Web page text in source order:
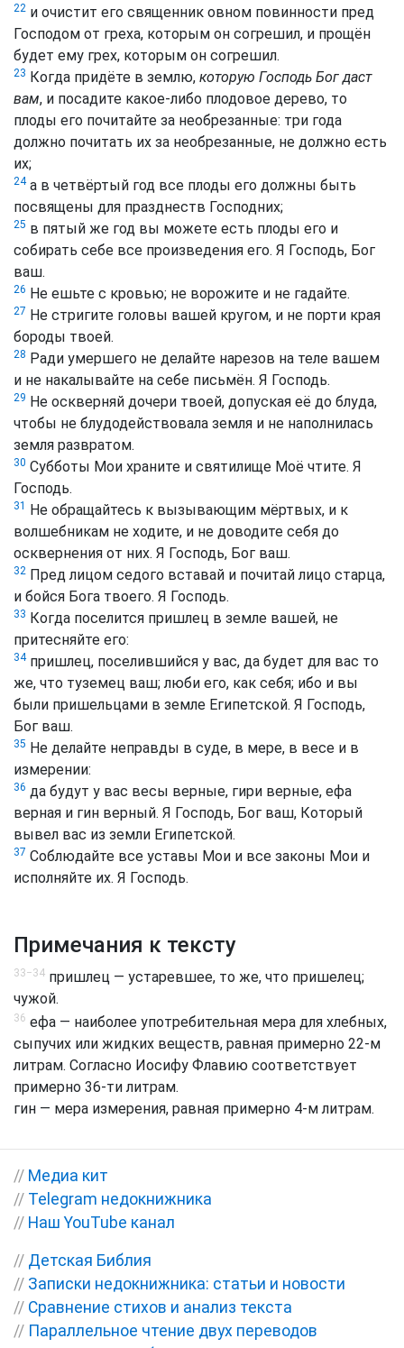
22 и очистит его священник овном повинности пред
Господом от греха, которым он согрешил, и прощён
будет ему грех, которым он согрешил.
23 Когда придёте в землю, которую Господь Бог даст
вам, и посадите какое-либо плодовое дерево, то
плоды его почитайте за необрезанные: три года
должно почитать их за необрезанные, не должно есть
их;
24а в четвёртый год все плоды его должны быть
посвящены для празднеств Господних;
25 в пятый же год вы можете есть плоды его и
собирать себе все произведения его. Я Господь, Бог
ваш.
26 Не ешьте с кровью; не ворожите и не гадайте.
27 Не стригите головы вашей кругом, и не порти края
бороды твоей.
28 Ради умершего не делайте нарезов на теле вашем
и не накалывайте на себе письмён. Я Господь.
29 Не оскверняй дочери твоей, допуская её до блуда,
чтобы не блудодействовала земля и не наполнилась
земля развратом.
30 Субботы Мои храните и святилище Моё чтите. Я
Господь.
31 Не обращайтесь к вызывающим мёртвых, и к
волшебникам не ходите, и не доводите себя до
осквернения от них. Я Господь, Бог ваш.
32 Пред лицом седого вставай и почитай лицо старца,
и бойся Бога твоего. Я Господь.
33 Когда поселится пришлец в земле вашей, не
притесняйте его:
34пришлец, поселившийся у вас, да будет для вас то
же, что туземец ваш; люби его, как себя; ибо и вы
были пришельцами в земле Египетской. Я Господь,
Бог ваш.
35 Не делайте неправды в суде, в мере, в весе и в
измерении:
36 да будут у вас весы верные, гири верные, ефа
верная и гин верный. Я Господь, Бог ваш, Который
вывел вас из земли Египетской.
37 Соблюдайте все уставы Мои и все законы Мои и
исполняйте их. Я Господь.
Примечания к тексту
33−34 пришлец — устаревшее, то же, что пришелец;
чужой.
36 ефа — наиболее употребительная мера для хлебных,
сыпучих или жидких веществ, равная примерно 22-м
литрам. Согласно Иосифу Флавию соответствует
примерно 36-ти литрам.
гин — мера измерения, равная примерно 4-м литрам.
// Медиа кит
// Telegram недокнижника
// Наш YouTube канал
// Детская Библия
// Записки недокнижника: статьи и новости
// Сравнение стихов и анализ текста
// Параллельное чтение двух переводов